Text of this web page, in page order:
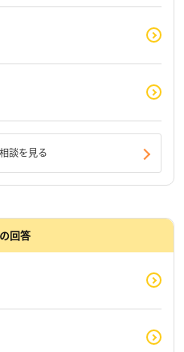
談を見る
回答